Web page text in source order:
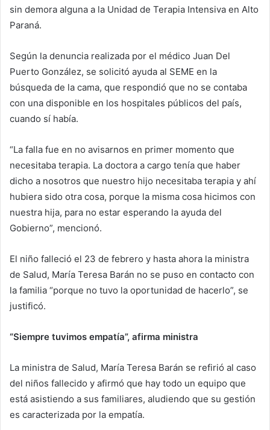
sin demora alguna a la Unidad de Terapia Intensiva en Alto
Paraná.
Según la denuncia realizada por el médico Juan Del
Puerto González, se solicitó ayuda al SEME en la
búsqueda de la cama, que respondió que no se contaba
con una disponible en los hospitales públicos del país,
cuando sí había.
“La falla fue en no avisarnos en primer momento que
necesitaba terapia. La doctora a cargo tenía que haber
dicho a nosotros que nuestro hijo necesitaba terapia y ahí
hubiera sido otra cosa, porque la misma cosa hicimos con
nuestra hija, para no estar esperando la ayuda del
Gobierno”, mencionó.
El niño falleció el 23 de febrero y hasta ahora la ministra
de Salud, María Teresa Barán no se puso en contacto con
la familia “porque no tuvo la oportunidad de hacerlo”, se
justificó.
“Siempre tuvimos empatía”, afirma ministra
La ministra de Salud, María Teresa Barán se refirió al caso
del niños fallecido y afirmó que hay todo un equipo que
está asistiendo a sus familiares, aludiendo que su gestión
es caracterizada por la empatía.